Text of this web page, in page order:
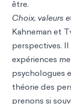
être.
Choix, valeurs
Kahneman et
perspectives.
expériences
psychologues
théorie des
prenons si